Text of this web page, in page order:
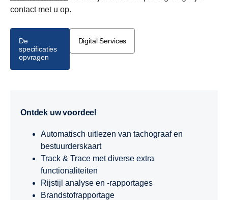
contact met u op.
De
specificaties
opvragen
Digital Services
Ontdek uw voordeel
Automatisch uitlezen van tachograaf en
bestuurderskaart
Track & Trace met diverse extra
functionaliteiten
Rijstijl analyse en -rapportages
Brandstofrapportage